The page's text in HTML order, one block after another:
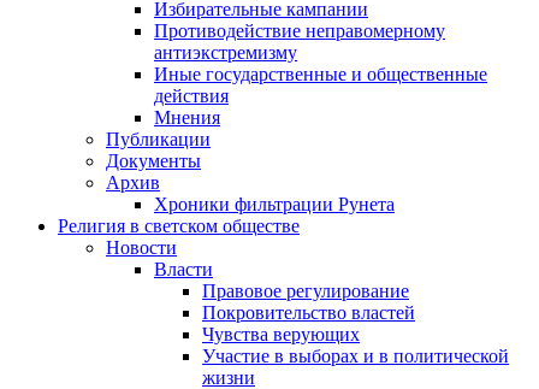
Избирательные кампании
Противодействие неправомерному
антиэкстремизму
Иные государственные и общественные
действия
Мнения
Публикации
Документы
Архив
Хроники фильтрации Рунета
Религия в светском обществе
Новости
Власти
Правовое регулирование
Покровительство властей
Чувства верующих
Участие в выборах и в политической
жизни